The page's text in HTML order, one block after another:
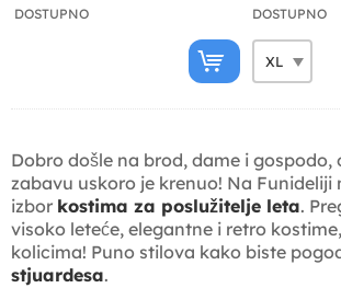
DOSTUPNO DOSTUPNO
Dobro došle na brod, dame i gospodo,
zabavu uskoro je krenuo! Na Funideliji
izbor kostima za poslužitelje leta.
visoko leteće, elegantne i retro
kolicima! Puno stilova kako biste
stjuardesa.